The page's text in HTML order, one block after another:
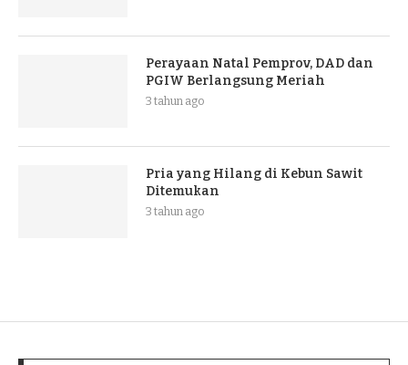
Perayaan Natal Pemprov, DAD dan
PGIW Berlangsung Meriah
3 tahun ago
Pria yang Hilang di Kebun Sawit
Ditemukan
3 tahun ago